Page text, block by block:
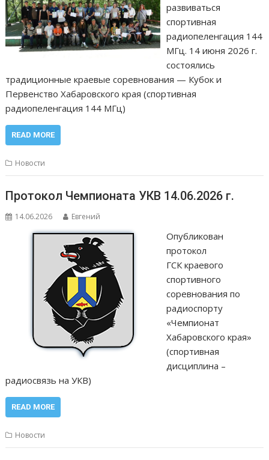
развиваться
спортивная
радиопеленгация 144
МГц. 14 июня 2026 г.
состоялись
традиционные краевые соревнования — Кубок и
Первенство Хабаровского края (спортивная
радиопеленгация 144 МГц)
READ MORE
Новости
Протокол Чемпионата УКВ 14.06.2026 г.
14.06.2026 Евгений
Опубликован
протокол
ГСК краевого
спортивного
соревнования по
радиоспорту
«Чемпионат
Хабаровского края»
(спортивная
дисциплина –
радиосвязь на УКВ)
READ MORE
Новости